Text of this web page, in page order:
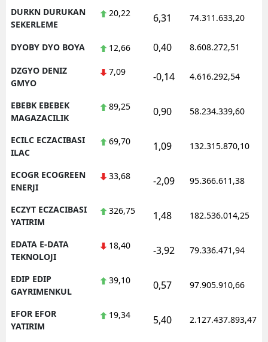
DURKN DURUKAN
SEKERLEME
20,22 6,31 74.311.633,20
DYOBY DYO BOYA 12,66 0,40 8.608.272,51
DZGYO DENIZ
GMYO
7,09 -0,14 4.616.292,54
EBEBK EBEBEK
MAGAZACILIK
89,25 0,90 58.234.339,60
ECILC ECZACIBASI
ILAC
69,70 1,09 132.315.870,10
ECOGR ECOGREEN
ENERJI
33,68 -2,09 95.366.611,38
ECZYT ECZACIBASI
YATIRIM
326,75 1,48 182.536.014,25
EDATA E-DATA
TEKNOLOJI
18,40 -3,92 79.336.471,94
EDIP EDIP
GAYRIMENKUL
39,10 0,57 97.905.910,66
EFOR EFOR
YATIRIM
19,34 5,40 2.127.437.893,47